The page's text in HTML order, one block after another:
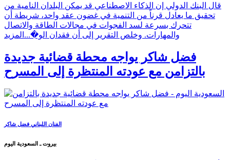
قال البنك الدولي إن الذكاء الاصطناعي قد يمكن البلدان النامية من
تحقيق ما يعادل قرناً من التنمية في غضون عقد واحد، شريطة أن
تتحرك بسرعة لسد الفجوات في مجالات الطاقة والاتصال
والمهارات. وخلص التقرير إلى أن فقدان الو�... المزيد
فضل شاكر يواجه محطة قضائية جديدة
بالتزامن مع عودته المنتظرة إلى المسرح
الفنان اللبناني فضل شاكر
بيروت ـ السعودية اليوم